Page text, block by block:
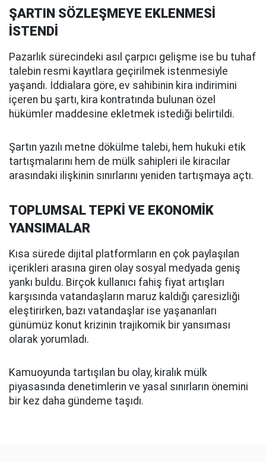
ŞARTIN SÖZLEŞMEYE EKLENMESİ
İSTENDİ
Pazarlık sürecindeki asıl çarpıcı gelişme ise bu tuhaf
talebin resmi kayıtlara geçirilmek istenmesiyle
yaşandı. İddialara göre, ev sahibinin kira indirimini
içeren bu şartı, kira kontratında bulunan özel
hükümler maddesine ekletmek istediği belirtildi.
Şartın yazılı metne dökülme talebi, hem hukuki etik
tartışmalarını hem de mülk sahipleri ile kiracılar
arasındaki ilişkinin sınırlarını yeniden tartışmaya açtı.
TOPLUMSAL TEPKİ VE EKONOMİK
YANSIMALAR
Kısa sürede dijital platformların en çok paylaşılan
içerikleri arasına giren olay sosyal medyada geniş
yankı buldu. Birçok kullanıcı fahiş fiyat artışları
karşısında vatandaşların maruz kaldığı çaresizliği
eleştirirken, bazı vatandaşlar ise yaşananları
günümüz konut krizinin trajikomik bir yansıması
olarak yorumladı.
Kamuoyunda tartışılan bu olay, kiralık mülk
piyasasında denetimlerin ve yasal sınırların önemini
bir kez daha gündeme taşıdı.